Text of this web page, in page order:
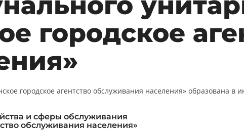
городское
городское агентство обслуживания населения» образована в
и сферы обслуживания
обслуживания населения»